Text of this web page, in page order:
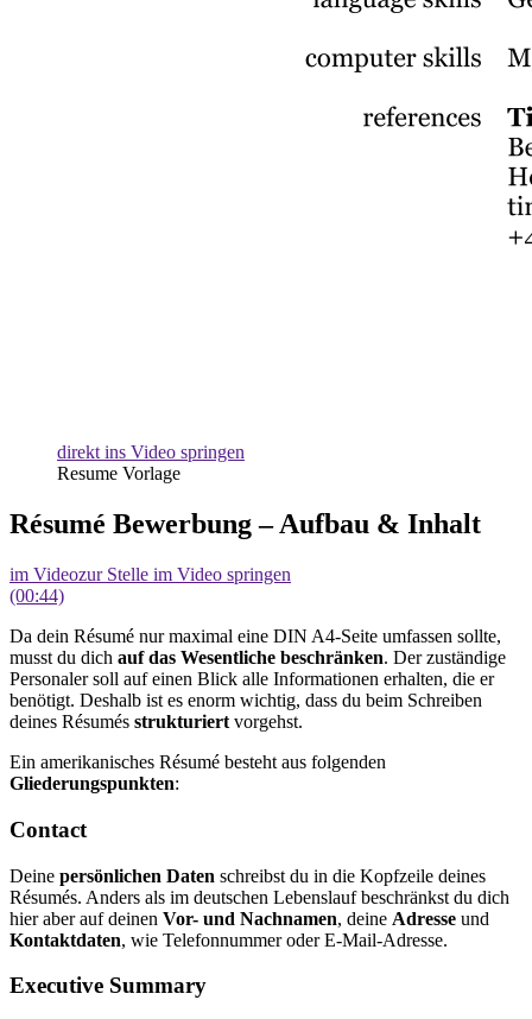
direkt ins Video springen
Resume Vorlage
Résumé Bewerbung – Aufbau & Inhalt
im Videozur Stelle im Video springen
(00:44)
Da dein Résumé nur maximal eine DIN A4-Seite umfassen sollte,
musst du dich auf das Wesentliche beschränken. Der zuständige
Personaler soll auf einen Blick alle Informationen erhalten, die er
benötigt. Deshalb ist es enorm wichtig, dass du beim Schreiben
deines Résumés strukturiert vorgehst.
Ein amerikanisches Résumé besteht aus folgenden
Gliederungspunkten:
Contact
Deine persönlichen Daten schreibst du in die Kopfzeile deines
Résumés. Anders als im deutschen Lebenslauf beschränkst du dich
hier aber auf deinen Vor- und Nachnamen, deine Adresse und
Kontaktdaten, wie Telefonnummer oder E-Mail-Adresse.
Executive Summary